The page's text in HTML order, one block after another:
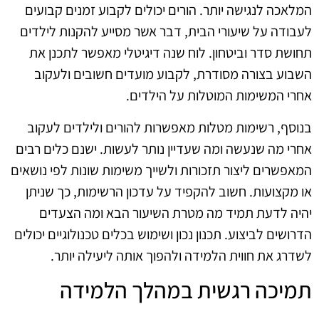
המלאכה לנגישה יותר. הורים יכולים לקבוע זמנים קבועים
לעבודה על שיעורי הבית, דבר אשר מסייע להקנות לילדים
תחושת סדר וביטחון. לוח שנה דיגיטלי מאפשר לתכנן את
השבוע בצורה מסודרת, לקבוע מועדים חשובים ולעקוב
אחרי המשימות המוטלות על הילדים.
בנוסף, רשימות מטלות מאפשרות להורים ולילדים לעקוב
אחרי מה שנעשה ומה שעדיין נותר לעשות. ישנם כלים רבים
המאפשרים ליצור תזכורות ולשייך משימות שונות לפי נושאים
או מקצועות. חשוב להקפיד על עדכון הרשימות, כך שניתן
יהיה לדעת תמיד מה מטרת השיעור הבא ומה הצעדים
הדרושים לביצוע. תכנון נכון ושימוש בכלים טכנולוגיים יכולים
לשדרג את חווית הלמידה ולהפוך אותה ליעילה יותר.
תמיכה רגשית במהלך הלמידה